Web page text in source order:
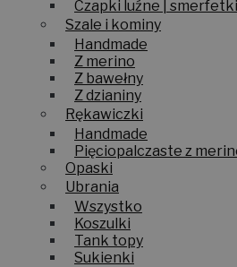
czapki beanie
Czapki luźne | smerfetki
Szale i kominy
Handmade
Z merino
Z bawełny
Z dzianiny
Rękawiczki
Handmade
Pięciopalczaste z merino
Opaski
Ubrania
Wszystko
Koszulki
Tank topy